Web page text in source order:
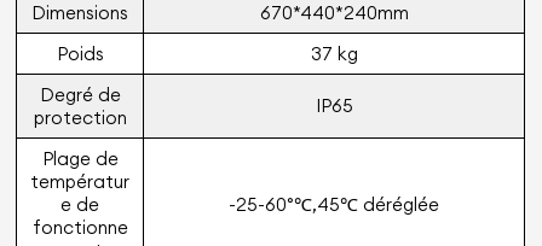
Dimensions
670*440*240mm
Poids
37 kg
Degré de
protection
IP65
Plage de
températur
e de
fonctionne
-25-60°℃,45℃ déréglée